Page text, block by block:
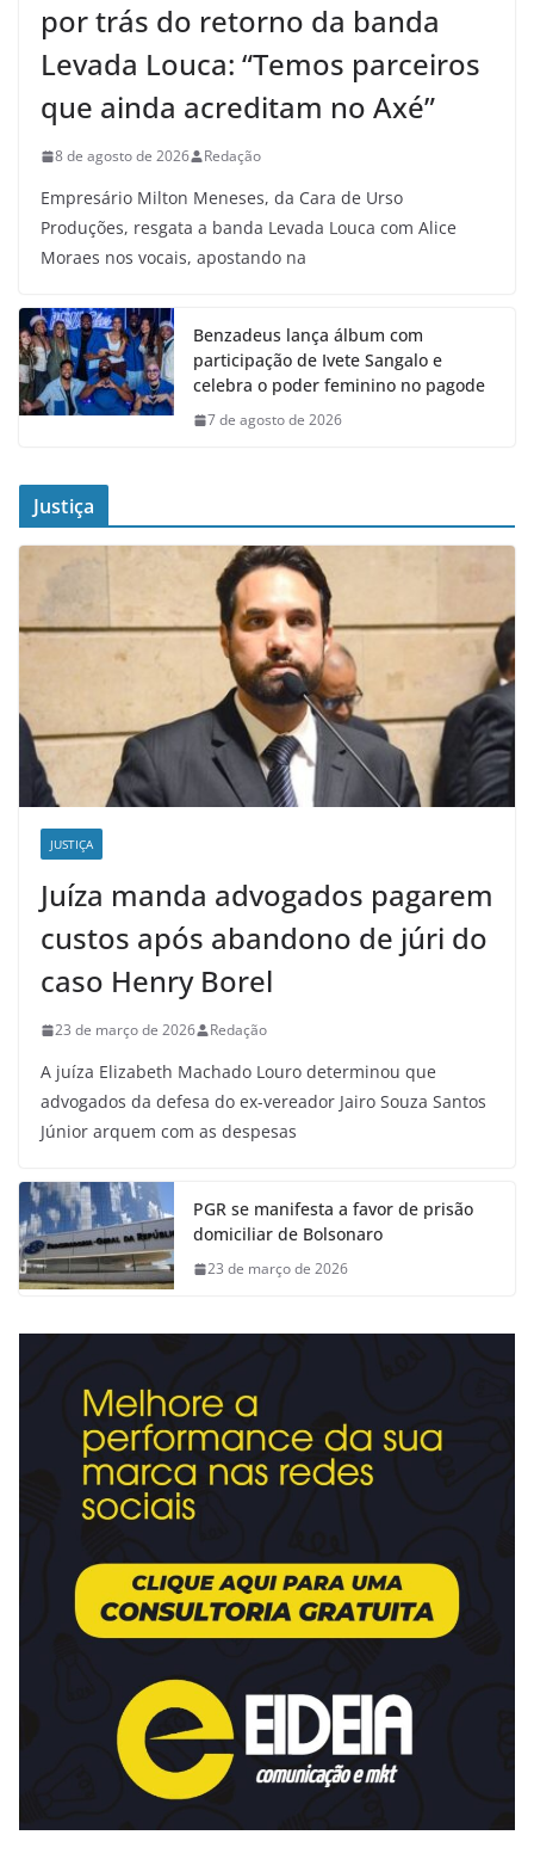
por trás do retorno da banda
Levada Louca: “Temos parceiros
que ainda acreditam no Axé”
8 de agosto de 2026 Redação
Empresário Milton Meneses, da Cara de Urso
Produções, resgata a banda Levada Louca com Alice
Moraes nos vocais, apostando na
Benzadeus lança álbum com
participação de Ivete Sangalo e
celebra o poder feminino no pagode
7 de agosto de 2026
Justiça
JUSTIÇA
Juíza manda advogados pagarem
custos após abandono de júri do
caso Henry Borel
23 de março de 2026 Redação
A juíza Elizabeth Machado Louro determinou que
advogados da defesa do ex-vereador Jairo Souza Santos
Júnior arquem com as despesas
PGR se manifesta a favor de prisão
domiciliar de Bolsonaro
23 de março de 2026